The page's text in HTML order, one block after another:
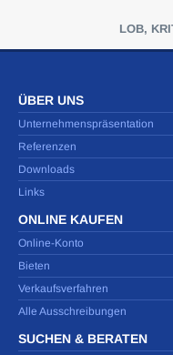
LOB,
ÜBER UNS
Unternehmenspräsentation
Referenzen
Downloads
Links
ONLINE KAUFEN
Online-Konto
Bieten
Verkaufsverfahren
Alle Ausschreibungen
SUCHEN & BERATEN